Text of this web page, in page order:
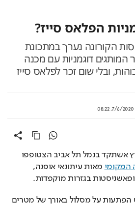
הפלאס סייז?
הקורונה נערך במתכונת
דוגמניות עם מכנה
ובלי שום זכר לפלאס סייז
7/6/2020,
באמצע מרץ אשתקד בנמל תל אביב הצטופפו
מאות עיתונאי אופנה,
בגזרות מוקפדות.
עיניהם כבר ראו לא מעט הפתעות על מסלול באורך של מטרים